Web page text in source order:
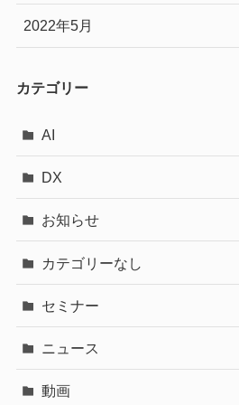
2022年5月
カテゴリー
AI
DX
お知らせ
カテゴリーなし
セミナー
ニュース
動画